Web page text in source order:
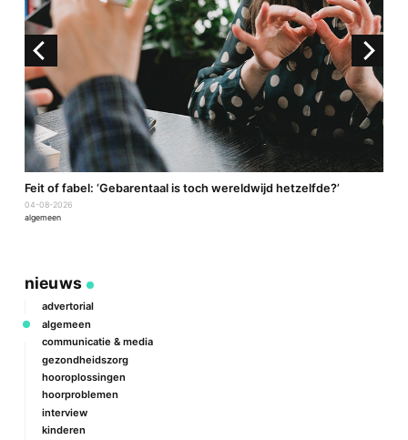
Feit of fabel: ‘Gebarentaal is toch wereldwijd hetzelfde?’
04-08-2026
algemeen
nieuws
advertorial
algemeen
communicatie & media
gezondheidszorg
hooroplossingen
hoorproblemen
interview
kinderen